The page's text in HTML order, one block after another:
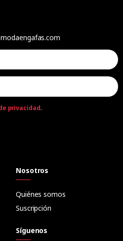
privacidad.
Nosotros
Quiénes somos
Suscripción
Síguenos